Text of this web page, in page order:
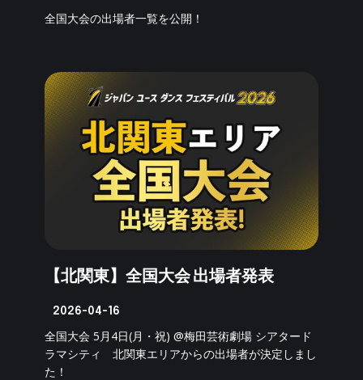
全国大会の出場者一覧を公開！
【北関東】全国大会 出場者発表
2026-04-16
全国大会 5月4日(月・祝) @梅田芸術劇場 シアタード
ラマシティ 北関東エリアからの出場者が決定しまし
た！